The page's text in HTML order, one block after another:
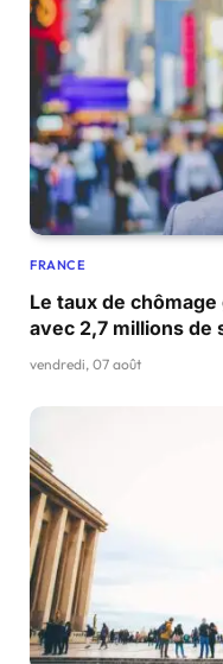
FRANCE
Le taux de
avec 2,7 millions de
vendredi, 07 août